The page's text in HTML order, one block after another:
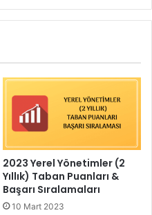
2023 Yerel Yönetimler (2
Yıllık) Taban Puanları &
Başarı Sıralamaları
10 Mart 2023